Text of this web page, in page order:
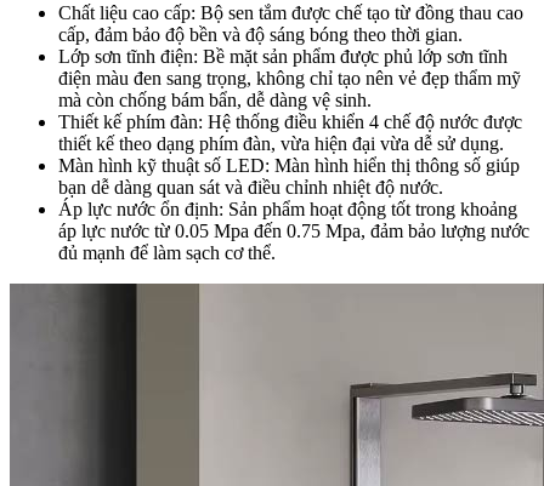
Chất liệu cao cấp: Bộ sen tắm được chế tạo từ đồng thau cao
cấp, đảm bảo độ bền và độ sáng bóng theo thời gian.
Lớp sơn tĩnh điện: Bề mặt sản phẩm được phủ lớp sơn tĩnh
điện màu đen sang trọng, không chỉ tạo nên vẻ đẹp thẩm mỹ
mà còn chống bám bẩn, dễ dàng vệ sinh.
Thiết kế phím đàn: Hệ thống điều khiển 4 chế độ nước được
thiết kế theo dạng phím đàn, vừa hiện đại vừa dễ sử dụng.
Màn hình kỹ thuật số LED: Màn hình hiển thị thông số giúp
bạn dễ dàng quan sát và điều chỉnh nhiệt độ nước.
Áp lực nước ổn định: Sản phẩm hoạt động tốt trong khoảng
áp lực nước từ 0.05 Mpa đến 0.75 Mpa, đảm bảo lượng nước
đủ mạnh để làm sạch cơ thể.